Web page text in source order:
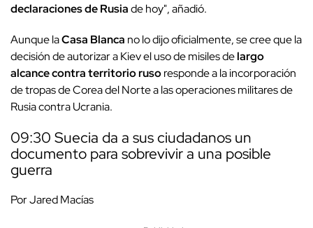
declaraciones de Rusiade hoy", añadió.
Aunque laCasa Blanca no lo dijo oficialmente, se cree que la
decisión de autorizar a Kiev el uso de misiles delargo
alcance contra territorio rusoresponde a la incorporación
de tropas de Corea del Norte a las operaciones militares de
Rusia contra Ucrania.
09:30 Suecia da a sus ciudadanos un
documento para sobrevivir a una posible
guerra
Por Jared Macías